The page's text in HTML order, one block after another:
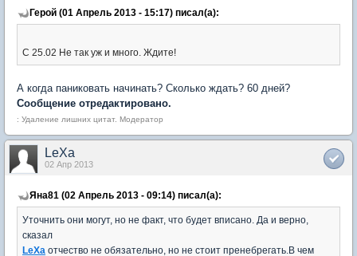
Герой (01 Апрель 2013 - 15:17) писал(а):
С 25.02 Не так уж и много. Ждите!
А когда паниковать начинать? Сколько ждать? 60 дней?
Сообщение отредактировано.
: Удаление лишних цитат. Модератор
LeXa
02 Апр 2013
Яна81 (02 Апрель 2013 - 09:14) писал(а):
Уточнить они могут, но не факт, что будет вписано. Да и верно,
сказал
LeXa отчество не обязательно, но не стоит пренебрегать.В чем